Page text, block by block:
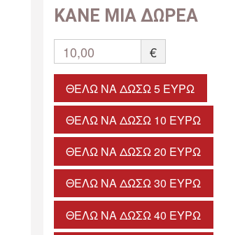
ΚΑΝΕ ΜΙΑ ΔΩΡΕΑ
10,00 €
ΘΈΛΩ ΝΑ ΔΏΣΩ 5 ΕΥΡΏ
ΘΈΛΩ ΝΑ ΔΏΣΩ 10 ΕΥΡΏ
ΘΈΛΩ ΝΑ ΔΏΣΩ 20 ΕΥΡΏ
ΘΈΛΩ ΝΑ ΔΏΣΩ 30 ΕΥΡΏ
ΘΈΛΩ ΝΑ ΔΏΣΩ 40 ΕΥΡΏ